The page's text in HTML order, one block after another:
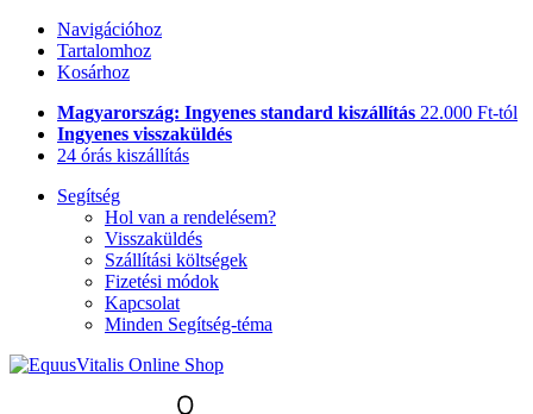
Navigációhoz
Tartalomhoz
Kosárhoz
Magyarország: Ingyenes standard kiszállítás 22.000 Ft-tól
Ingyenes visszaküldés
24 órás kiszállítás
Segítség
Hol van a rendelésem?
Visszaküldés
Szállítási költségek
Fizetési módok
Kapcsolat
Minden Segítség-téma